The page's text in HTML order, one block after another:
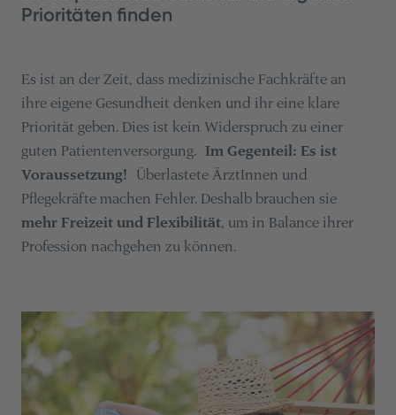
Prioritäten finden
Es ist an der Zeit, dass medizinische Fachkräfte an
ihre eigene Gesundheit denken und ihr eine klare
Priorität geben. Dies ist kein Widerspruch zu einer
guten Patientenversorgung.Im Gegenteil: Es ist
Voraussetzung! Überlastete ÄrztInnen und
Pflegekräfte machen Fehler. Deshalb brauchen sie
mehr Freizeit und Flexibilität, um in Balance ihrer
Profession nachgehen zu können.